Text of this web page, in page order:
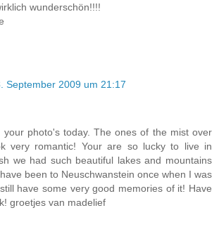
wunderschön!!!!
September 2009 um 21:17
your photo's today. The ones of the mist over
very romantic! Your are so lucky to live in
we had such beautiful lakes and mountains
been to Neuschwanstein once when I was
have some very good memories of it! Have
groetjes van madelief